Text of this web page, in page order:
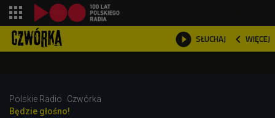
 SŁUCHAJ  WIĘCEJ

Polskie Radio
Czwórka
Będzie głośno!